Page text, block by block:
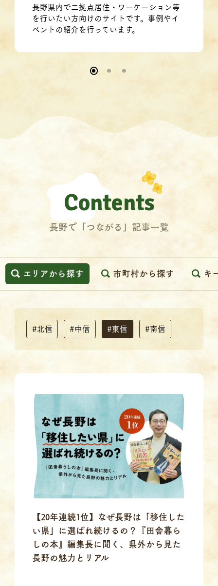
長野県内で二拠点居住・ワーケーション等
を行いたい方向けのサイトです。事例やイ
ベントの紹介を行っています。
Contents
長野で「つながる」記事一覧
エリアから探す 市町村から探す キ
#北信 #中信 #東信 #南信
【20年連続1位】なぜ長野は「移住した
い県」に選ばれ続けるの？『田舎暮ら
しの本』編集長に聞く、県外から見た
長野の魅力とリアル